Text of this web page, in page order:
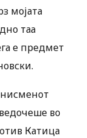
мојата
таа
е предмет
во
Катица